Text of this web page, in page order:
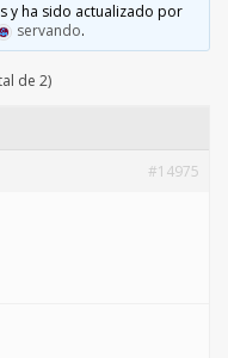
y ha sido actualizado por
servando.
de 2)
#14975